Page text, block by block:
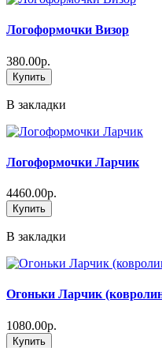
Логоформочки Визор
380.00р.
Купить
В закладки
Логоформочки Ларчик
4460.00р.
Купить
В закладки
Огоньки Ларчик
1080.00р.
Купить